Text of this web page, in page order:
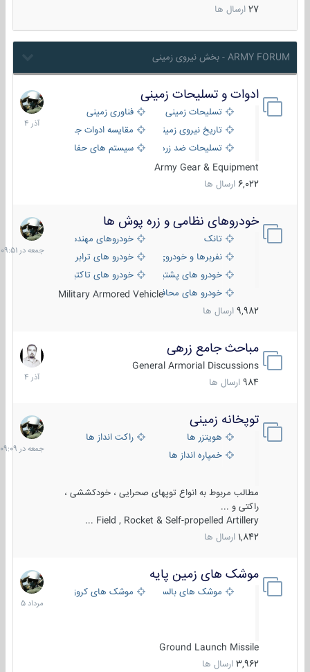
27 ارسال ها
ARMY FORUM - بخش نیروی زمینی
ادوات و تسلیحات زمینی
تسلیحات زمینی
فناوری زمینی
تاریخ نیروی زمینی
مقایسه ادوات جنگی
تسلیحات ضد زره
سیستم های حفاظت فعال
Army Gear & Equipment
6,022 ارسال ها
21
آذر
1404
خودروهای نظامی و زره پوش ها
تانک
خودروهای مهندسی
نفربرها و خودروی های رزمی پیاده نظام
خودرو های ترابری نظامی
خودرو های پشتیبانی آتش ، شناسایی و ضد تانک
خودرو های تاکتیکی نظامی
خودرو های محافظت شدهMilitary Armored Vehicle
9,982 ارسال ها
جمعه
در
09:51
مباحث جامع زرهی
General Armorial Discussions
984 ارسال ها
7
آذر
1404
توپخانه زمینی
هویتزر ها
راکت انداز ها
خمپاره انداز ها
مطالب مربوط به انواع توپهای صحرایی ، خودکششی ،
راکتی و ...
Field , Rocket & Self-propelled Artillery ...
1,842 ارسال ها
جمعه
در
09:09
موشک های زمین پایه
موشک های بالستیک موشک های کروز
Ground Launch Missile
3,962 ارسال ها
2
مرداد
1405